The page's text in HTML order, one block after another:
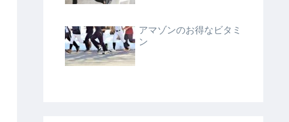
アマゾンのお得なビタミ
ン